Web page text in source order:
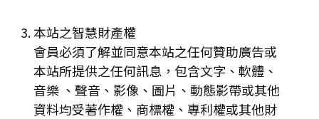
本站之智慧財產權
會員必須了解並同意本站之任何贊助廣告或
本站所提供之任何訊息，包含文字、軟體、
音樂 、聲音、影像、圖片、動態影帶或其他
資料均受著作權、商標權、專利權或其他財